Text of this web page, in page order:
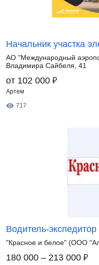
Начальник участка
АО "Международный
Владимира Сайбеля, 41
от 102 000 ₽
Артем
717
Водитель-экспедитор
"Красное и белое" (ООО
180 000 – 213 000 ₽